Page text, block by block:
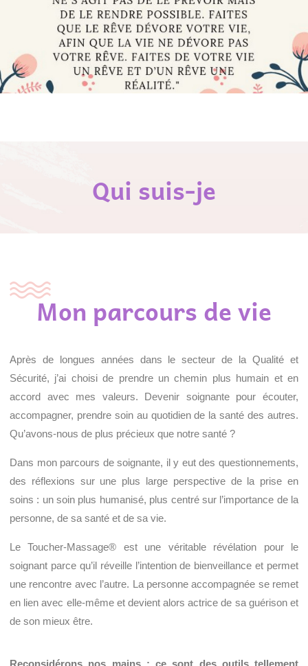
Qui suis-je
Mon parcours de vie
Après de longues années dans le secteur de la Qualité et
Sécurité, j’ai choisi de prendre un chemin plus humain et en
accord avec mes valeurs. Devenir soignante pour écouter,
accompagner, prendre soin au quotidien de la santé des autres.
Qu’avons-nous de plus précieux que notre santé ?
Dans mon parcours de soignante, il y eut des questionnements,
des réflexions sur une plus large perspective de la prise en
soins : un soin plus humanisé, plus centré sur l’importance de la
personne, de sa santé et de sa vie.
Le Toucher-Massage® est une véritable révélation pour le
soignant parce qu’il réveille l’intention de bienveillance et permet
une rencontre avec l’autre. La personne accompagnée se remet
en lien avec elle-même et devient alors actrice de sa guérison et
de son mieux être.
Reconsidérons nos mains ; ce sont des outils tellement